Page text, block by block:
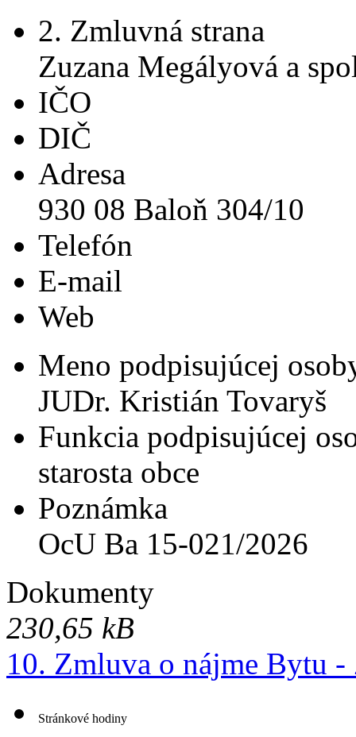
2. Zmluvná strana
Zuzana Megályová a
IČO
DIČ
Adresa
930 08 Baloň 304/10
Telefón
E-mail
Web
Meno podpisujúcej
JUDr. Kristián Tovaryš
Funkcia podpisujúcej
starosta obce
Poznámka
OcU Ba 15-021/2026
Dokumenty
230,65 kB
10. Zmluva o nájme Bytu
Stránkové hodiny